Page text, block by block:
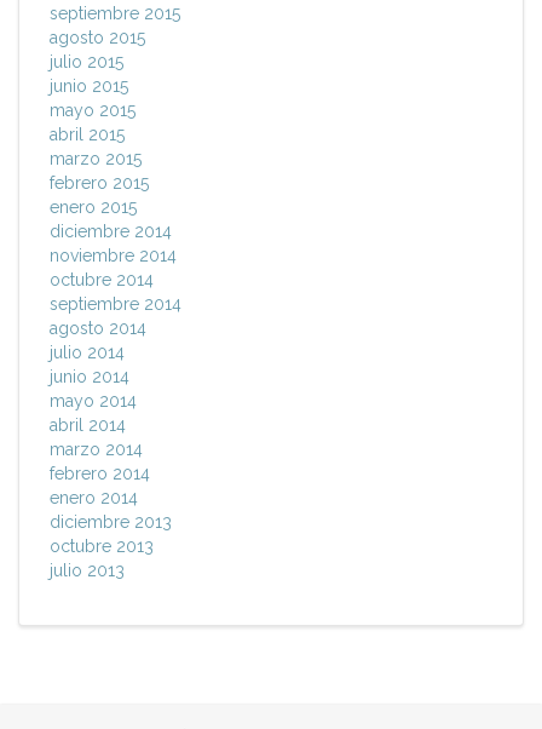
septiembre 2015
agosto 2015
julio 2015
junio 2015
mayo 2015
abril 2015
marzo 2015
febrero 2015
enero 2015
diciembre 2014
noviembre 2014
octubre 2014
septiembre 2014
agosto 2014
julio 2014
junio 2014
mayo 2014
abril 2014
marzo 2014
febrero 2014
enero 2014
diciembre 2013
octubre 2013
julio 2013